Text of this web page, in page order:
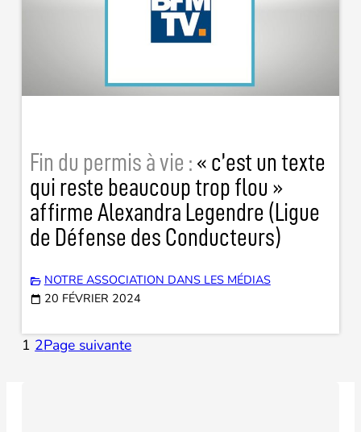
Fin du permis à vie :« c’est un texte
qui reste beaucoup trop flou »
affirme Alexandra Legendre (Ligue
de Défense des Conducteurs)
NOTRE ASSOCIATION DANS LES MÉDIAS
20 FÉVRIER 2024
1 2Page suivante